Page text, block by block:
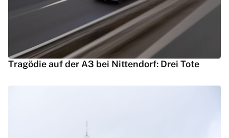
Tragödie auf der A3 bei Nittendorf: Drei Tote